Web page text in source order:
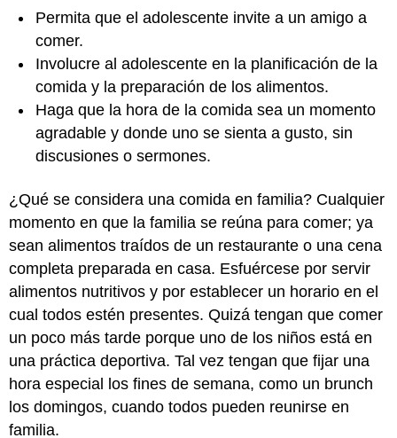
Permita que el adolescente invite a un amigo a
comer.
Involucre al adolescente en la planificación de la
comida y la preparación de los alimentos.
Haga que la hora de la comida sea un momento
agradable y donde uno se sienta a gusto, sin
discusiones o sermones.
¿Qué se considera una comida en familia? Cualquier
momento en que la familia se reúna para comer; ya
sean alimentos traídos de un restaurante o una cena
completa preparada en casa. Esfuércese por servir
alimentos nutritivos y por establecer un horario en el
cual todos estén presentes. Quizá tengan que comer
un poco más tarde porque uno de los niños está en
una práctica deportiva. Tal vez tengan que fijar una
hora especial los fines de semana, como un brunch
los domingos, cuando todos pueden reunirse en
familia.